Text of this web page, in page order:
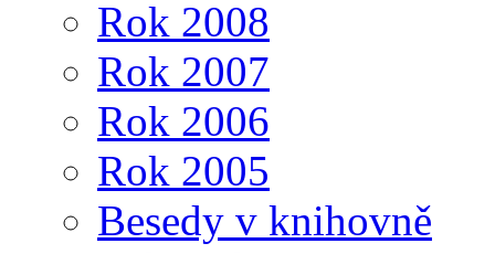
Rok 2008
Rok 2007
Rok 2006
Rok 2005
Besedy v knihovně